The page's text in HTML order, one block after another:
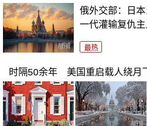
俄外交部：日
一代灌输复仇
最热
时隔50余年 美国重启载人绕月